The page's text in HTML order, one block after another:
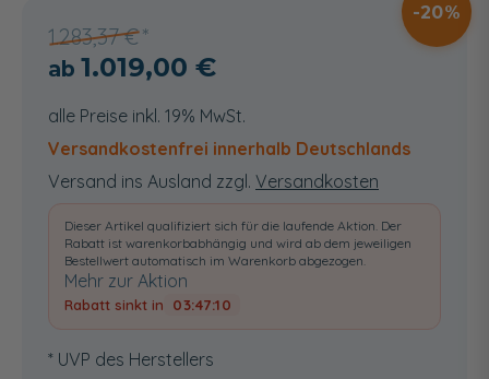
1.283,37 €
20
1.019,00 €
alle Preise inkl. 19% MwSt.
Versandkostenfrei innerhalb Deutschlands
Versand ins Ausland zzgl. Versandkosten
Dieser Artikel qualifiziert sich für die laufende Aktion. Der
Rabatt ist warenkorbabhängig und wird ab dem jeweiligen
Bestellwert automatisch im Warenkorb abgezogen.
Mehr zur Aktion
Rabatt sinkt in 03:47:09
* UVP des Herstellers